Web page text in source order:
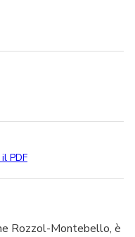
PDF
Rozzol-Montebello, è